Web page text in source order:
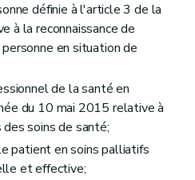
définie à l'article 3 de la
à la reconnaissance de
en situation de
de la santé en
du 10 mai 2015 relative à
soins de santé;
patient en soins palliatifs
et effective;